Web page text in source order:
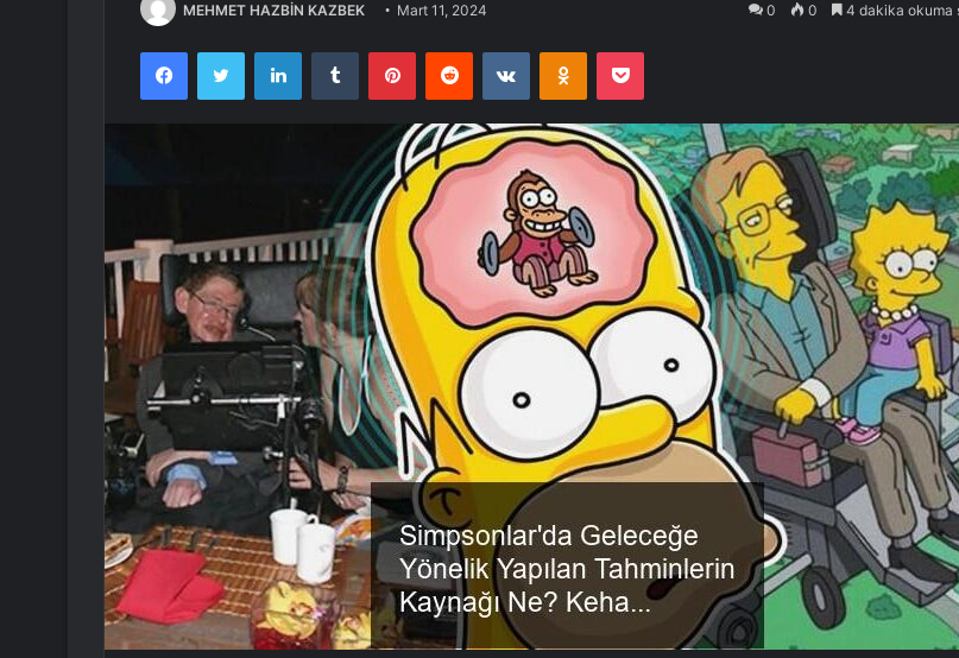
MEHMET HAZBİN KAZBEK Mart 11, 2024 0 0 4 dakika okuma
FacebookTwitter LinkedInTumblr PinterestReddit VKontakteOdnoklassniki
Pocket